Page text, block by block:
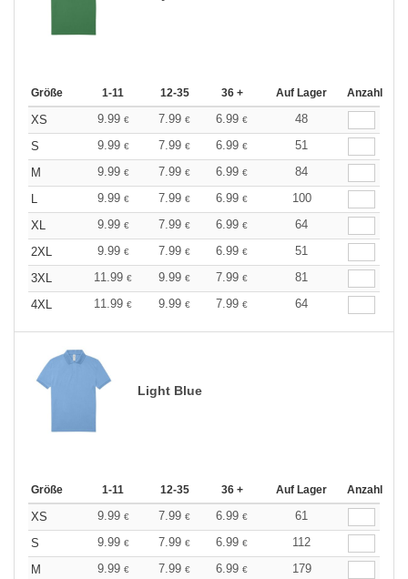
Größe 1-11 12-35 36 + Auf Lager Anzahl
XS 9.99 € 7.99 € 6.99 €
48
S
9.99 € 7.99 € 6.99 €
51
M
9.99 € 7.99 € 6.99 €
84
9.99 € 7.99 € 6.99 €
100
XL
9.99 € 7.99 € 6.99 €
64
2XL
9.99 € 7.99 € 6.99 €
51
3XL
11.99 € 9.99 € 7.99 €
81
4XL
11.99 € 9.99 € 7.99 € 64
Light Blue
Größe 1-11 12-35 36 + Auf Lager Anzahl
XS 9.99 € 7.99 € 6.99 €
61
S
9.99 € 7.99 € 6.99 €
112
M
9.99 € 7.99 € 6.99 €
179